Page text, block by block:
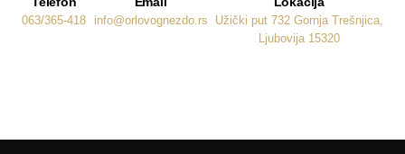
063/365-418 info@orlovognezdo.rs
Užički put 732 Gornja Trešnjica,
Ljubovija 15320